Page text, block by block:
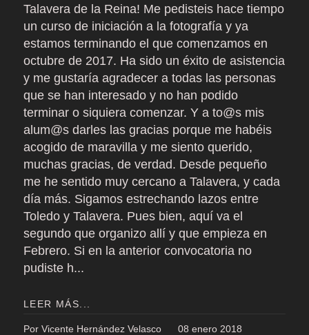
Talavera de la Reina! Me pedisteis hace tiempo
un curso de iniciación a la fotografía y ya
estamos terminando el que comenzamos en
octubre de 2017. Ha sido un éxito de asistencia
y me gustaría agradecer a todas las personas
que se han interesado y no han podido
terminar o siquiera comenzar. Y a to@s mis
alum@s darles las gracias porque me habéis
acogido de maravilla y me siento querido,
muchas gracias, de verdad. Desde pequeño
me he sentido muy cercano a Talavera, y cada
día más. Sigamos estrechando lazos entre
Toledo y Talavera. Pues bien, aquí va el
segundo que organizo allí y que empieza en
Febrero. Si en la anterior convocatoria no
pudiste h...
LEER MÁS...
Por Vicente Hernández Velasco 08 enero 2018